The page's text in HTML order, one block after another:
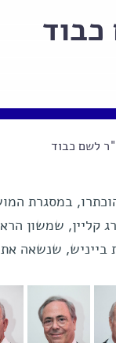
לשם כבוד
קליין, שמשון
בייניש, שנשאה